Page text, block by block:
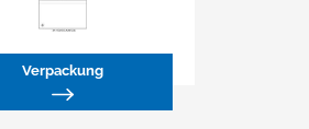
Verpackung